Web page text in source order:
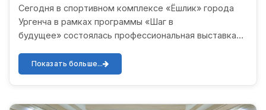
Сегодня в спортивном комплексе «Ёшлик» города
Ургенча в рамках программы «Шаг в
будущее» состоялась профессиональная выставка
павильоном активно участвова...
Показать больше...